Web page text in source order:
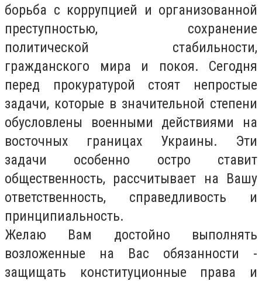
борьба с коррупцией и организованной
преступностью, сохранение
политической стабильности,
гражданского мира и покоя. Сегодня
перед прокуратурой стоят непростые
задачи, которые в значительной степени
обусловлены военными действиями на
восточных границах Украины. Эти
задачи особенно остро ставит
общественность, рассчитывает на Вашу
ответственность, справедливость и
принципиальность.
Желаю Вам достойно выполнять
возложенные на Вас обязанности -
защищать конституционные права и